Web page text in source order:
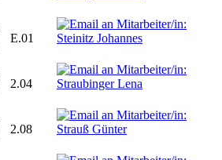
E.01
2.04
2.08